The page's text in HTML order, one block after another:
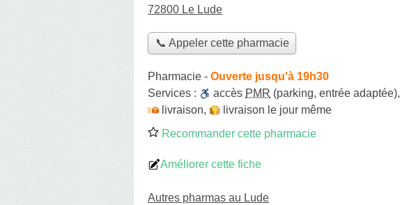
72800 Le Lude
📞 Appeler cette pharmacie
Pharmacie - Ouverte jusqu'à 19h30
Services :
accès PMR (parking, entrée adaptée),
livraison,
livraison le jour même
Recommander cette pharmacie
Améliorer cette fiche
Autres pharmas au Lude